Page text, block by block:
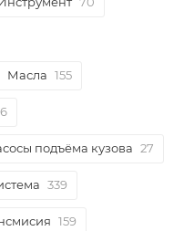
Масла 155
подъёма кузова 27
339
159